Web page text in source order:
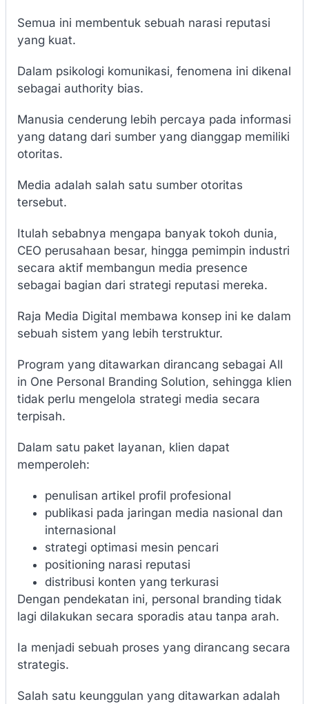
Semua ini membentuk sebuah narasi reputasi
yang kuat.
Dalam psikologi komunikasi, fenomena ini dikenal
sebagai authority bias.
Manusia cenderung lebih percaya pada informasi
yang datang dari sumber yang dianggap memiliki
otoritas.
Media adalah salah satu sumber otoritas
tersebut.
Itulah sebabnya mengapa banyak tokoh dunia,
CEO perusahaan besar, hingga pemimpin industri
secara aktif membangun media presence
sebagai bagian dari strategi reputasi mereka.
Raja Media Digital membawa konsep ini ke dalam
sebuah sistem yang lebih terstruktur.
Program yang ditawarkan dirancang sebagai All
in One Personal Branding Solution, sehingga klien
tidak perlu mengelola strategi media secara
terpisah.
Dalam satu paket layanan, klien dapat
memperoleh:
penulisan artikel profil profesional
publikasi pada jaringan media nasional dan
internasional
strategi optimasi mesin pencari
positioning narasi reputasi
distribusi konten yang terkurasi
Dengan pendekatan ini, personal branding tidak
lagi dilakukan secara sporadis atau tanpa arah.
Ia menjadi sebuah proses yang dirancang secara
strategis.
Salah satu keunggulan yang ditawarkan adalah